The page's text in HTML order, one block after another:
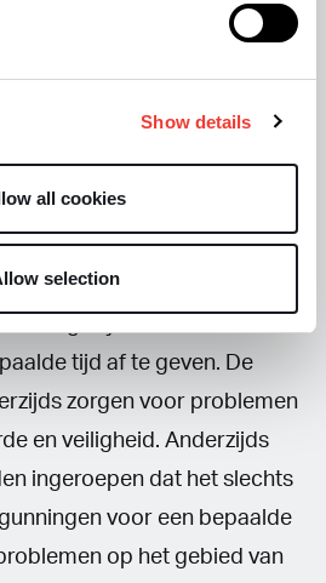
Show details
all cookies
selection
wel onder de Richtlijn kan
en de
coffeeshop. De vergunning
schaars gehouden
de gemeente neemt ten
in dat er “dwingende
tijd af te geven. De
zorgen voor problemen
en veiligheid. Anderzijds
ingeroepen dat het slechts
voor een bepaalde
op het gebied van